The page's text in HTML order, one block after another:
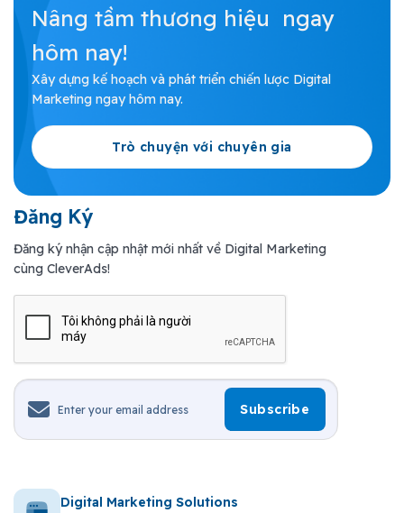
Nâng tầm thương hiệu ngay
hôm nay!
Xây dựng kế hoạch và phát triển chiến lược Digital
Marketing ngay hôm nay.
Trò chuyện với chuyên gia
Đăng Ký
Đăng ký nhận cập nhật mới nhất về Digital Marketing
cùng CleverAds!
Digital Marketing Solutions